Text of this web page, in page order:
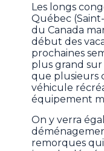
Les longs
Québec
du Canada
début des
prochaines
plus grand
que plusieurs
véhicule
équipement
On y verra
remorques qui